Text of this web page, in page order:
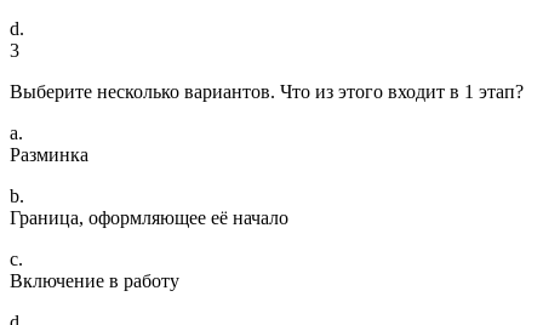
d.
3
Выберите несколько вариантов. Что из этого входит в 1 этап?
a.
Разминка
b.
Граница, оформляющее её начало
c.
Включение в работу